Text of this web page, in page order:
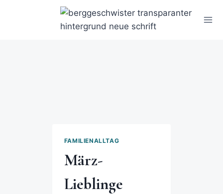
FAMILIENALLTAG
März-
Lieblinge